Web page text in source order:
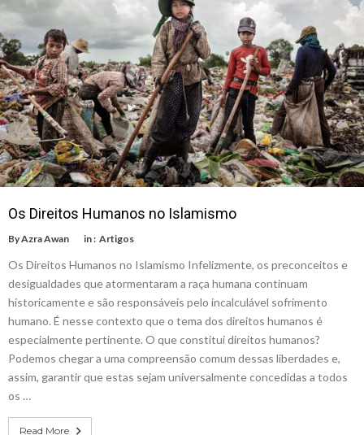
Os Direitos Humanos no Islamismo
ByAzra Awan in : Artigos
Os Direitos Humanos no Islamismo Infelizmente, os preconceitos e
desigualdades que atormentaram a raça humana continuam
historicamente e são responsáveis ​​pelo incalculável sofrimento
humano. É nesse contexto que o tema dos direitos humanos é
especialmente pertinente. O que constitui direitos humanos?
Podemos chegar a uma compreensão comum dessas liberdades e,
assim, garantir que estas sejam universalmente concedidas a todos
os …
Read More